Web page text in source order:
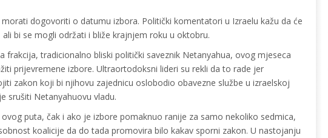
dogovoriti o datumu izbora. Politički komentatori u Izraelu kažu da će
bi se mogli održati i bliže krajnjem roku u oktobru.
tradicionalno bliski politički saveznik Netanyahua, ovog mjeseca
prijevremene izbore. Ultraortodoksni lideri su rekli da to rade jer
zakon koji bi njihovu zajednicu oslobodio obavezne službe u izraelskoj
srušiti Netanyahuovu vladu.
puta, čak i ako je izbore pomaknuo ranije za samo nekoliko sedmica,
koalicije da do tada promovira bilo kakav sporni zakon. U nastojanju